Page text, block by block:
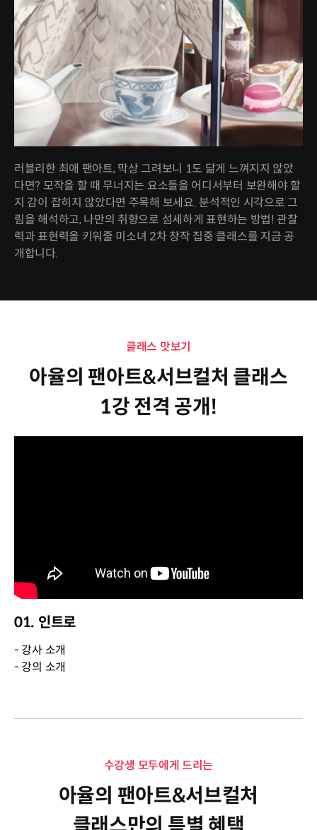
러블리한 최애 팬아트, 막상 그려보니 1도 닮게 느껴지지 않았
다면? 모작을 할 때 무너지는 요소들을 어디서부터 보완해야 할
지 감이 잡히지 않았다면 주목해 보세요. 분석적인 시각으로 그
림을 해석하고, 나만의 취향으로 섬세하게 표현하는 방법! 관찰
력과 표현력을 키워줄 미소녀 2차 창작 집중 클래스를 지금 공
개합니다.
클래스 맛보기
아율의 팬아트&서브컬처 클래스
1강 전격 공개!
01. 인트로
- 강사 소개
- 강의 소개
수강생 모두에게 드리는
아율의 팬아트&서브컬처